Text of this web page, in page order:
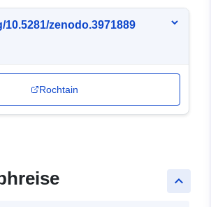
10.5281/zenodo.3971889
Rochtain
keyboard_arrow_up